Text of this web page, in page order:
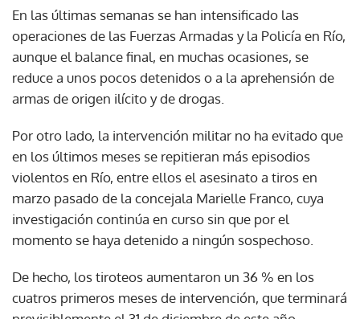
En las últimas semanas se han intensificado las
operaciones de las Fuerzas Armadas y la Policía en Río,
aunque el balance final, en muchas ocasiones, se
reduce a unos pocos detenidos o a la aprehensión de
armas de origen ilícito y de drogas.
Por otro lado, la intervención militar no ha evitado que
en los últimos meses se repitieran más episodios
violentos en Río, entre ellos el asesinato a tiros en
marzo pasado de la concejala Marielle Franco, cuya
investigación continúa en curso sin que por el
momento se haya detenido a ningún sospechoso.
De hecho, los tiroteos aumentaron un 36 % en los
cuatros primeros meses de intervención, que terminará